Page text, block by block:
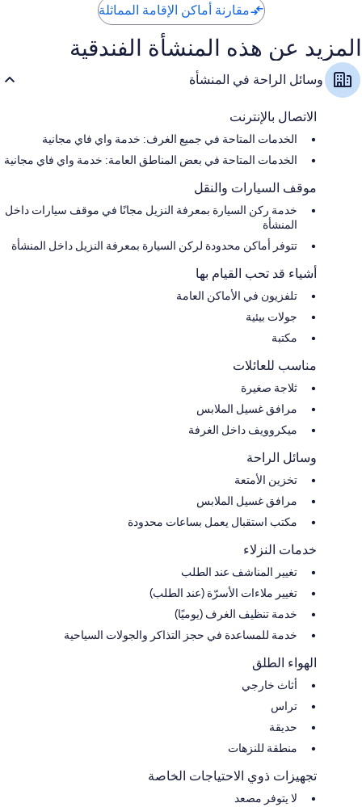
مقارنة أماكن الإقامة المماثلة
المزيد عن هذه المنشأة الفندقية
وسائل الراحة في المنشأة
الاتصال بالإنترنت
الخدمات المتاحة في جميع الغرف: خدمة واي فاي مجانية
الخدمات المتاحة في بعض المناطق العامة: خدمة واي فاي مجانية
موقف السيارات والنقل
خدمة ركن السيارة بمعرفة النزيل مجانًا في موقف سيارات داخل
المنشأة
تتوفر أماكن محدودة لركن السيارة بمعرفة النزيل داخل المنشأة
أشياء قد تحب القيام بها
تلفزيون في الأماكن العامة
جولات بيئية
مكتبة
مناسب للعائلات
ثلاجة صغيرة
مرافق غسيل الملابس
ميكروويف داخل الغرفة
وسائل الراحة
تخزين الأمتعة
مرافق غسيل الملابس
مكتب استقبال يعمل بساعات محدودة
خدمات النزلاء
تغيير المناشف عند الطلب
تغيير ملاءات الأسرّة (عند الطلب)
خدمة تنظيف الغرف (يوميًا)
خدمة للمساعدة في حجز التذاكر والجولات السياحية
الهواء الطلق
أثاث خارجي
تراس
حديقة
منطقة للنزهات
تجهيزات ذوي الاحتياجات الخاصة
لا يتوفر مصعد